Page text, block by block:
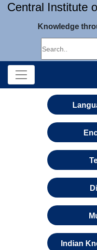
Central Institute
Knowledge
Indian